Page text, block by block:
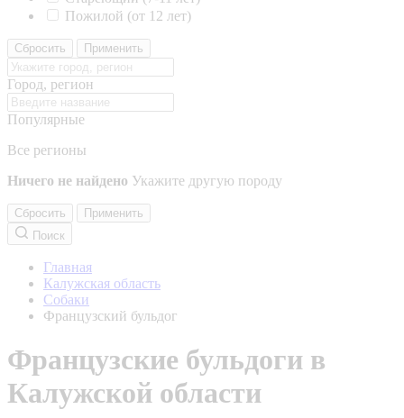
Пожилой (от 12 лет)
Сбросить Применить
Город, регион
Популярные
Все регионы
Ничего не найдено Укажите другую породу
Сбросить
Применить
Поиск
Главная
Калужская область
Собаки
Французский бульдог
Французские бульдоги в
Калужской области